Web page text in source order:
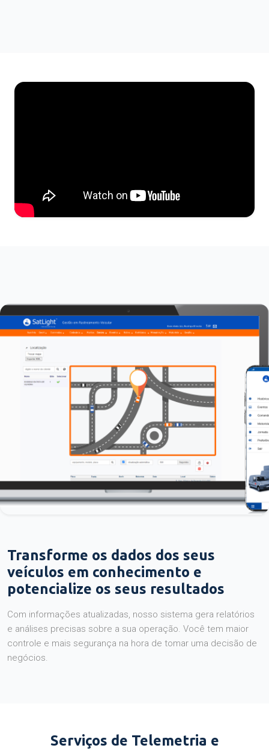
Transforme os dados dos seus
veículos em conhecimento e
potencialize os seus resultados
Com informações atualizadas, nosso sistema gera relatórios
e análises precisas sobre a sua operação. Você tem maior
controle e mais segurança na hora de tomar uma decisão de
negócios.
Serviços de Telemetria e